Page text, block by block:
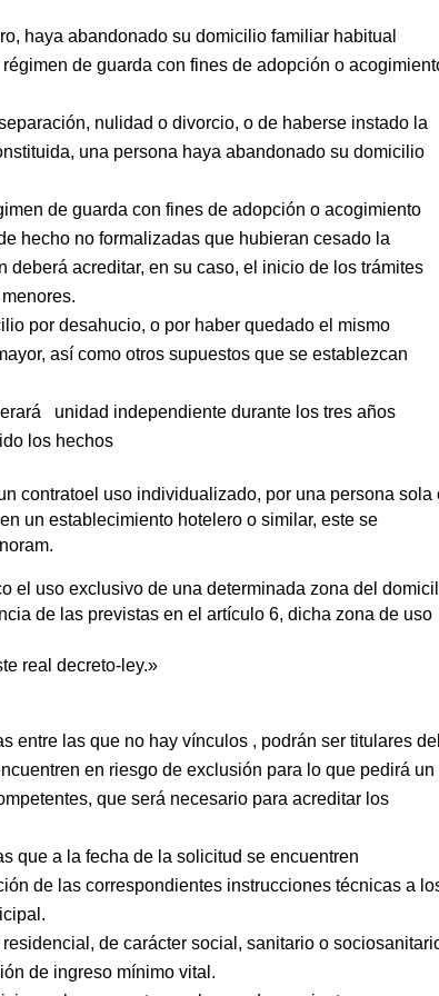
haya abandonado su domicilio familiar habitual
de guarda con fines de adopción o
nulidad o divorcio, o de haberse instado la
una persona haya abandonado su domicilio
de guarda con fines de adopción o acogimiento
hecho no formalizadas que hubieran cesado la
acreditar, en su caso, el inicio de los trámites
por desahucio, o por haber quedado el mismo
así como otros supuestos que se establezcan
unidad independiente durante los tres años
los hechos
contratoel uso individualizado, por una persona sola
un establecimiento hotelero o similar, este se
el uso exclusivo de una determinada zona del
de las previstas en el artículo 6, dicha zona de uso
real decreto-ley.»
entre las que no hay vínculos , podrán ser titulares
en riesgo de exclusión para lo que pedirá un
que será necesario para acreditar los
que a la fecha de la solicitud se encuentren
de las correspondientes instrucciones técnicas a
de carácter social, sanitario o
de ingreso mínimo vital.